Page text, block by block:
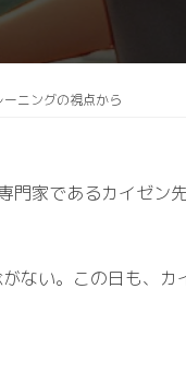
ニングの視点から
門家であるカイゼン
ない。この日も、カ